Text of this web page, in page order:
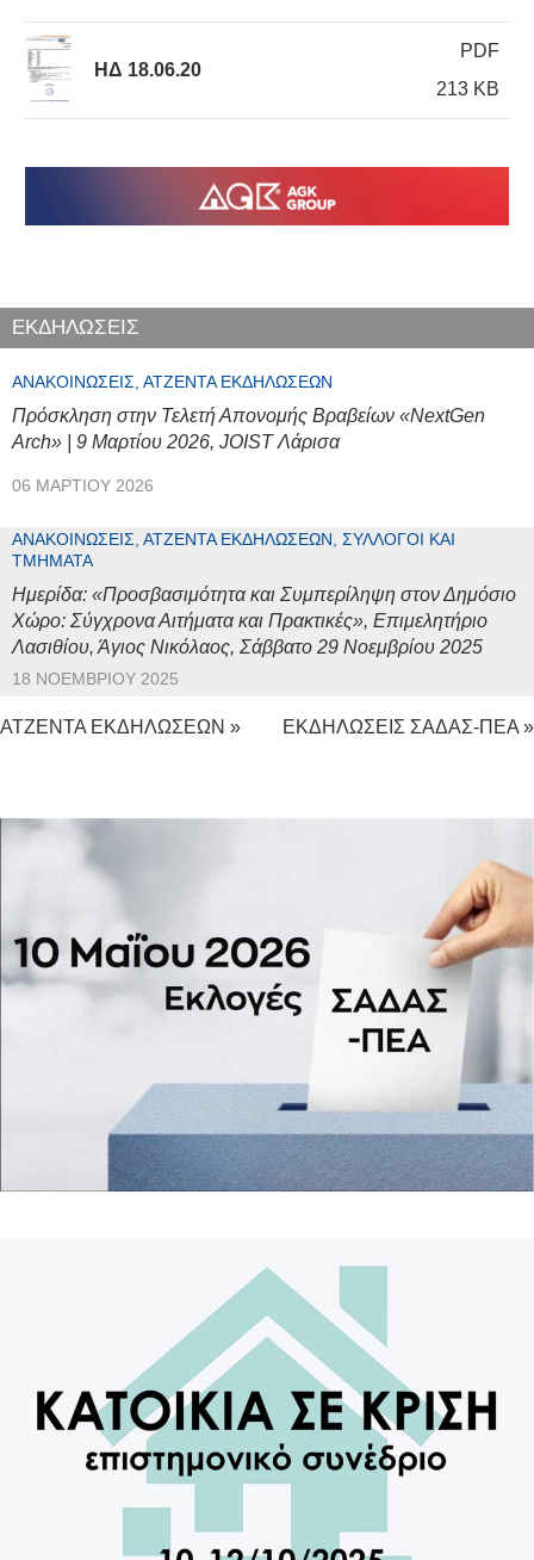
ΗΔ 18.06.20
PDF
213 KB
ΕΚΔΗΛΩΣΕΙΣ
ΑΝΑΚΟΙΝΏΣΕΙΣ, ΑΤΖΈΝΤΑ ΕΚΔΗΛΏΣΕΩΝ
Πρόσκληση στην Τελετή Απονομής Βραβείων «NextGen
Arch» | 9 Μαρτίου 2026, JOIST Λάρισα
06 ΜΑΡΤΊΟΥ 2026
ΑΝΑΚΟΙΝΏΣΕΙΣ, ΑΤΖΈΝΤΑ ΕΚΔΗΛΏΣΕΩΝ, ΣΎΛΛΟΓΟΙ ΚΑΙ
ΤΜΉΜΑΤΑ
Ημερίδα: «Προσβασιμότητα και Συμπερίληψη στον Δημόσιο
Χώρο: Σύγχρονα Αιτήματα και Πρακτικές», Επιμελητήριο
Λασιθίου, Άγιος Νικόλαος, Σάββατο 29 Νοεμβρίου 2025
18 ΝΟΕΜΒΡΊΟΥ 2025
ΑΤΖΕΝΤΑ ΕΚΔΗΛΩΣΕΩΝ » ΕΚΔΗΛΩΣΕΙΣ ΣΑΔΑΣ-ΠΕΑ »